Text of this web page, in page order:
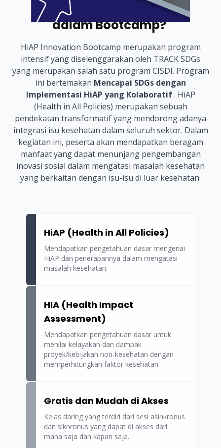
Kenapa harus bergabung
dalam Bootcamp?
HiAP Innovation Bootcamp merupakan program
intensif yang diselenggarakan oleh TRACK SDGs
yang merupakan salah satu program CISDI. Program
ini bertemakan Mencapai SDGs dengan
Implementasi HiAP yang Kolaboratif. HiAP
(Health in All Policies) merupakan sebuah
pendekatan transformatif yang mendorong adanya
integrasi isu kesehatan dalam seluruh sektor. Dalam
kegiatan ini, peserta akan mendapatkan beragam
manfaat yang dapat menunjang pengembangan
inovasi sosial dalam mengatasi masalah kesehatan
yang berkaitan dengan isu-isu di luar kesehatan.
HiAP (Health in All Policies)
Mendapatkan pengetahuan dasar mengenai
HiAP dan penerapannya dalam mengatasi
masalah kesehatan.
HIA (Health Impact
Assessment)
Mendapatkan pengetahuan dasar untuk
menilai kelayakan dan dampak
proyek/kebijakan non-kesehatan dengan
memperhitungkan faktor kesehatan
Gratis dan Mudah di Akses
Kelas daring yang terdiri dari sesi asinkronus
dan siknronus yang dapat di akses dari
mana saja dan kapan saja.